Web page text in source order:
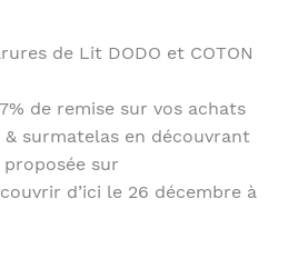
de Lit DODO et COTON
de remise sur vos achats
surmatelas en découvrant
sur
d’ici le 26 décembre à